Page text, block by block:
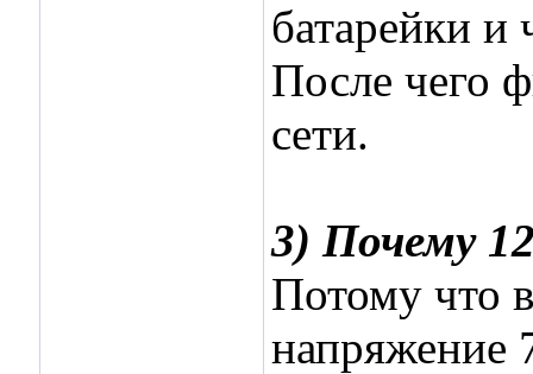
батарейки и
После чего
сети.
3) Почему
Потому что
напряжение